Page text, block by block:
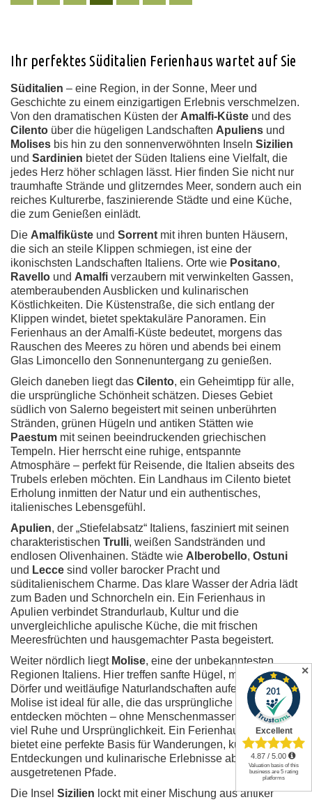
Ihr perfektes Süditalien Ferienhaus wartet auf Sie
Süditalien – eine Region, in der Sonne, Meer und
Geschichte zu einem einzigartigen Erlebnis verschmelzen.
Von den dramatischen Küsten der Amalfi-Küste und des
Cilento über die hügeligen Landschaften Apuliens und
Molises bis hin zu den sonnenverwöhnten Inseln Sizilien
und Sardinien bietet der Süden Italiens eine Vielfalt, die
jedes Herz höher schlagen lässt. Hier finden Sie nicht nur
traumhafte Strände und glitzerndes Meer, sondern auch ein
reiches Kulturerbe, faszinierende Städte und eine Küche,
die zum Genießen einlädt.
Die Amalfiküste und Sorrent mit ihren bunten Häusern,
die sich an steile Klippen schmiegen, ist eine der
ikonischsten Landschaften Italiens. Orte wie Positano,
Ravello und Amalfi verzaubern mit verwinkelten Gassen,
atemberaubenden Ausblicken und kulinarischen
Köstlichkeiten. Die Küstenstraße, die sich entlang der
Klippen windet, bietet spektakuläre Panoramen. Ein
Ferienhaus an der Amalfi-Küste bedeutet, morgens das
Rauschen des Meeres zu hören und abends bei einem
Glas Limoncello den Sonnenuntergang zu genießen.
Gleich daneben liegt das Cilento, ein Geheimtipp für alle,
die ursprüngliche Schönheit schätzen. Dieses Gebiet
südlich von Salerno begeistert mit seinen unberührten
Stränden, grünen Hügeln und antiken Stätten wie
Paestum mit seinen beeindruckenden griechischen
Tempeln. Hier herrscht eine ruhige, entspannte
Atmosphäre – perfekt für Reisende, die Italien abseits des
Trubels erleben möchten. Ein Landhaus im Cilento bietet
Erholung inmitten der Natur und ein authentisches,
italienisches Lebensgefühl.
Apulien, der „Stiefelabsatz“ Italiens, fasziniert mit seinen
charakteristischen Trulli, weißen Sandstränden und
endlosen Olivenhainen. Städte wie Alberobello, Ostuni
und Lecce sind voller barocker Pracht und
süditalienischem Charme. Das klare Wasser der Adria lädt
zum Baden und Schnorcheln ein. Ein Ferienhaus in
Apulien verbindet Strandurlaub, Kultur und die
unvergleichliche apulische Küche, die mit frischen
Meeresfrüchten und hausgemachter Pasta begeistert.
Weiter nördlich liegt Molise, eine der unbekanntesten
Regionen Italiens. Hier treffen sanfte Hügel, mittelalterliche
Dörfer und weitläufige Naturlandschaften aufeinander.
Molise ist ideal für alle, die das ursprüngliche Italien
entdecken möchten – ohne Menschenmassen, dafür mit
viel Ruhe und Ursprünglichkeit. Ein Ferienhaus in Molise
bietet eine perfekte Basis für Wanderungen, kulturelle
Entdeckungen und kulinarische Erlebnisse abseits der
ausgetretenen Pfade.
Die Insel Sizilien lockt mit einer Mischung aus antiker
✕